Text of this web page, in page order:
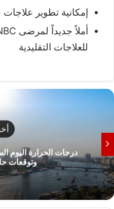
إمكانية تطوير
للعلاجات التقليدية
وتوقعات